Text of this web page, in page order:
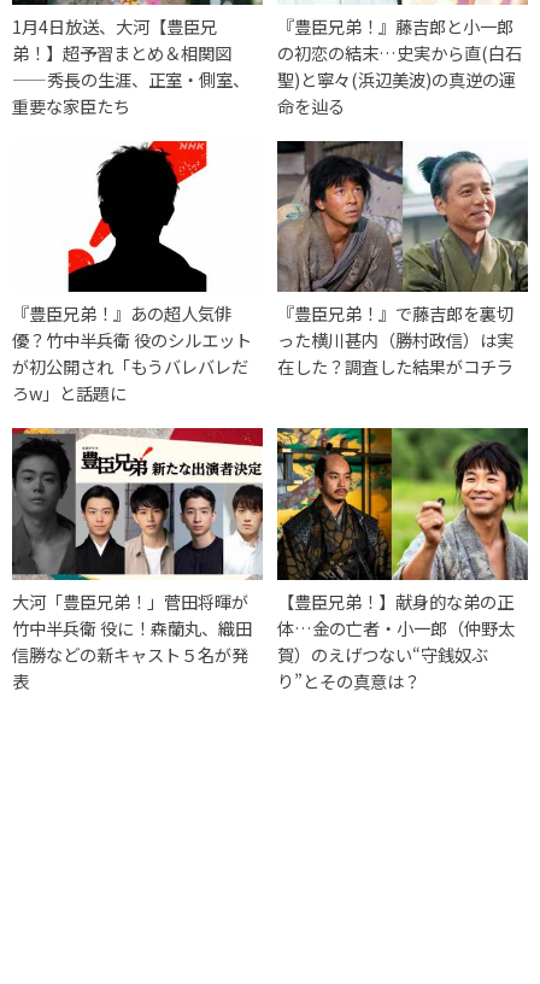
1月4日放送、大河【豊臣兄
弟！】超予習まとめ＆相関図
——秀長の生涯、正室・側室、
重要な家臣たち
『豊臣兄弟！』藤吉郎と小一郎
の初恋の結末…史実から直(白石
聖)と寧々(浜辺美波)の真逆の運
命を辿る
『豊臣兄弟！』あの超人気俳
優？竹中半兵衛 役のシルエット
が初公開され「もうバレバレだ
ろw」と話題に
『豊臣兄弟！』で藤吉郎を裏切
った横川甚内（勝村政信）は実
在した？調査した結果がコチラ
大河「豊臣兄弟！」菅田将暉が
竹中半兵衛 役に！森蘭丸、織田
信勝などの新キャスト５名が発
表
【豊臣兄弟！】献身的な弟の正
体…金の亡者・小一郎（仲野太
賀）のえげつない“守銭奴ぶ
り”とその真意は？